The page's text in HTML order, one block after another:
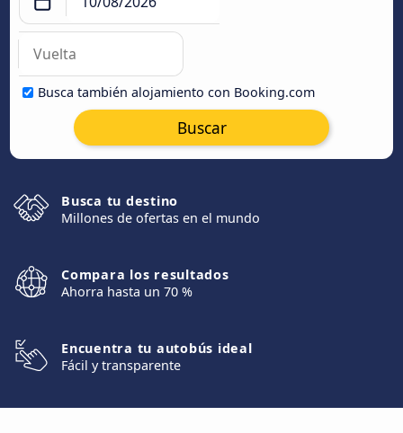
Busca también alojamiento con Booking.com
Buscar
Busca tu destino
Millones de ofertas en el mundo
Compara los resultados
Ahorra hasta un 70 %
Encuentra tu autobús ideal
Fácil y transparente